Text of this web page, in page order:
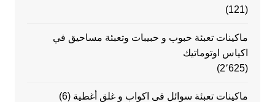
(121)
ماكينات تعبئة حبوب و حبيبات وتعبئة مساحيق في
اكياس اوتوماتيك
(2٬625)
ماكينات تعبئة سوائل فى اكواب و غلق أغطية (6)